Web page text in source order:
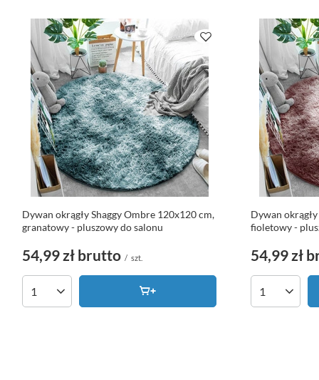
Dywan okrągły Shaggy Ombre 120x120 cm,
granatowy - pluszowy do salonu
54,99 zł brutto / szt.
Ilość produktów
Dywan
fioletowy -
54,99 zł
Ilość